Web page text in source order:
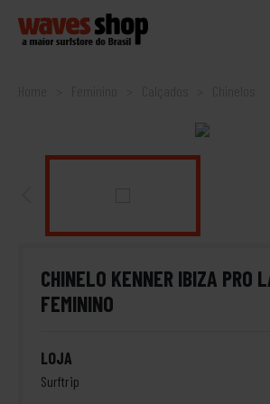
Home Feminino
CHINELO KENNER IBIZA PRO
FEMININO
LOJA
Surftrip